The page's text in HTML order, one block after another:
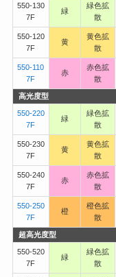
550-130
7F
緑
緑色拡
散
550-120
7F
黄
黄色拡
散
550-110
7F
赤
赤色拡
散
高光度型
550-220
7F
緑
緑色拡
散
550-230
7F
黄
黄色拡
散
550-240
7F
赤
赤色拡
散
550-250
7F
橙
橙色拡
散
超高光度型
550-520
7F
緑
緑色拡
散